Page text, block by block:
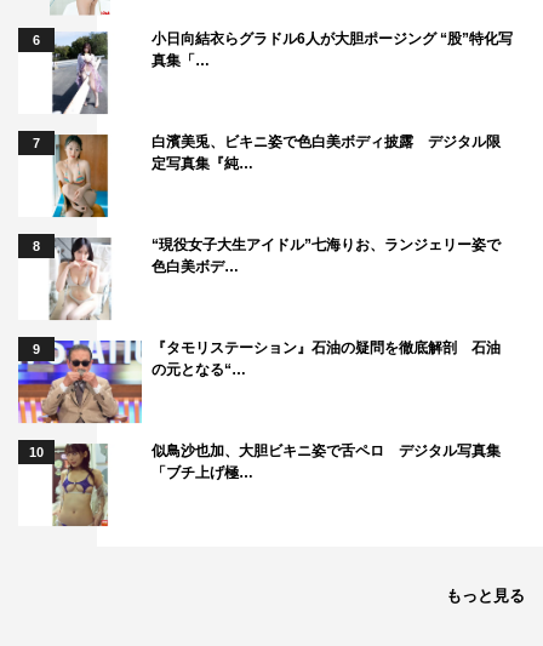
候補者：槙尾ユウスケ（かもめんたる）
片桐とのユニット名：カモメンズ
10組目
候補者：BOOMER（河田キイチ、伊勢浩二）
片桐とのユニット名：ブーメラン
この記事の写真
6
小日向結衣らグラドル6人が大胆ポージング “股”特化写
真集「…
7
白濱美兎、ビキニ姿で色白美ボディ披露 デジタル限
定写真集『純…
8
“現役女子大生アイドル”七海りお、ランジェリー姿で
色白美ボデ…
9
『タモリステーション』石油の疑問を徹底解剖 石油
の元となる“…
10
似鳥沙也加、大胆ビキニ姿で舌ペロ デジタル写真集
「ブチ上げ極…
もっと見る